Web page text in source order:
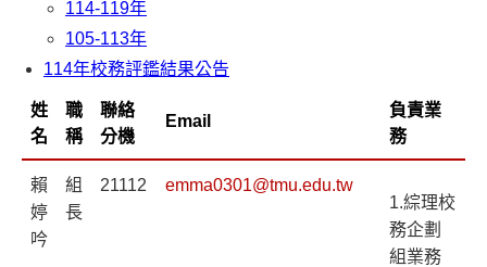
114-119年
105-113年
114年校務評鑑結果公告
姓
名
職
稱
聯絡
分機
Email
負責業
務
賴
婷
吟
組
長
21112
emma0301@tmu.edu.tw
1.綜理校
務企劃
組業務